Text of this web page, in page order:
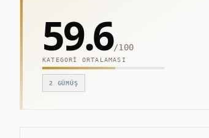
59.6/100
KATEGORI ORTALAMASI
2 GÜMÜŞ